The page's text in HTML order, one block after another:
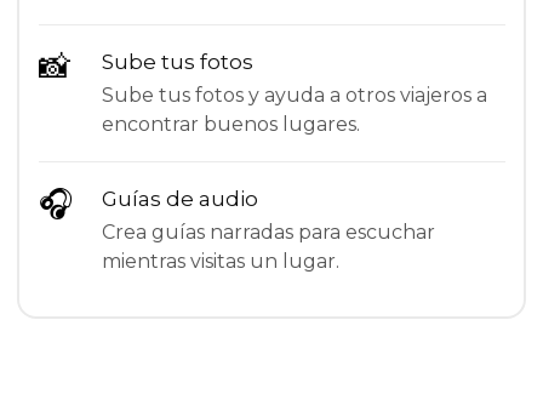
📸 Sube tus fotos
Sube tus fotos y ayuda a otros viajeros a
encontrar buenos lugares.
🎧 Guías de audio
Crea guías narradas para escuchar
mientras visitas un lugar.